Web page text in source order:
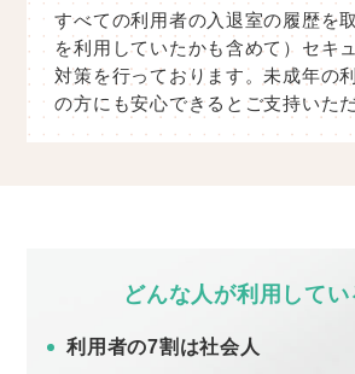
すべての利用者の入退室の履歴を
を利用していたかも含めて）セキ
対策を行っております。未成年の
の方にも安心できるとご支持いた
どんな人が利用してい
利用者の7割は社会人